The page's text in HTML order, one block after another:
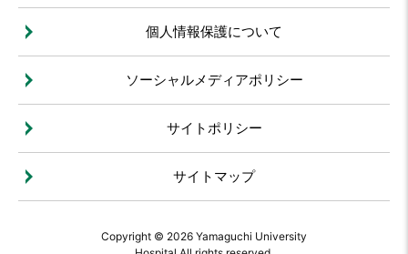
個人情報保護について
ソーシャルメディアポリシー
サイトポリシー
サイトマップ
Copyright © 2026 Yamaguchi University